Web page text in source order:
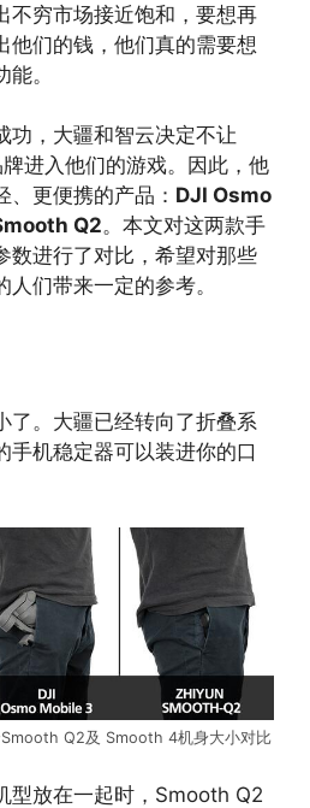
不穷市场接近饱和，要想再
他们的钱，他们真的需要想
。
功，大疆和智云决定不让
进入他们的游戏。因此，他
更便携的产品： DJI Osmo
Q2。本文对这两款手
数进行了对比，希望对那些
们带来一定的参考。
了。大疆已经转向了折叠系
手机稳定器可以装进你的口
Q2及 Smooth 4机身大小对比
型放在一起时，Smooth Q2